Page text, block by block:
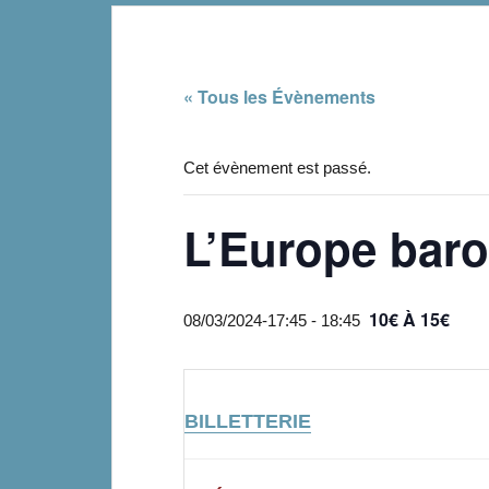
« Tous les Évènements
Cet évènement est passé.
L’Europe
08/03/2024-17:45 - 18:45 10€ À 15€
BILLETTERIE